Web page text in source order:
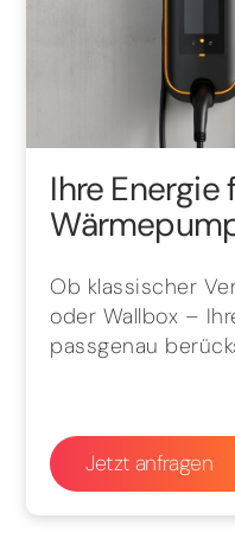
Ihre
Ob klassischer
oder Wallbox –
passgenau
Jetzt anfragen